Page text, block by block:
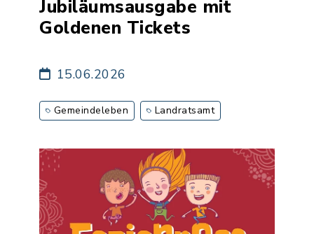
Jubiläumsausgabe mit
Goldenen Tickets
15.06.2026
Gemeindeleben Landratsamt